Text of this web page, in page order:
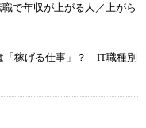
で年収が上がる人／上がら
「稼げる仕事」？ IT職種別